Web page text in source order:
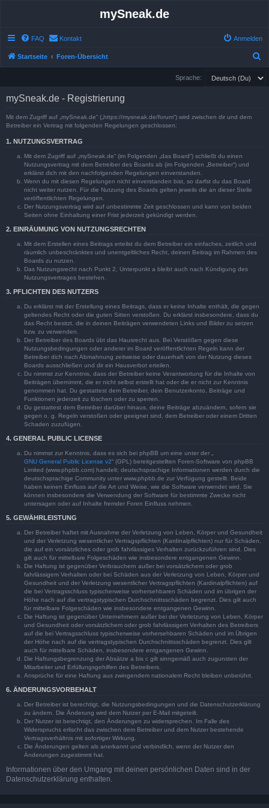
mySneak.de
FAQ Kontakt Anmelden
Startseite Foren-Übersicht
Sprache:
mySneak.de - Registrierung
Mit dem Zugriff auf „mySneak.de“ („https://mysneak.de/forum“) wird zwischen dir und dem
Betreiber ein Vertrag mit folgenden Regelungen geschlossen:
1. NUTZUNGSVERTRAG
Mit dem Zugriff auf „mySneak.de“ (im Folgenden „das Board“) schließt du einen
Nutzungsvertrag mit dem Betreiber des Boards ab (im Folgenden „Betreiber“) und
erklärst dich mit den nachfolgenden Regelungen einverstanden.
Wenn du mit diesen Regelungen nicht einverstanden bist, so darfst du das Board
nicht weiter nutzen. Für die Nutzung des Boards gelten jeweils die an dieser Stelle
veröffentlichten Regelungen.
Der Nutzungsvertrag wird auf unbestimmte Zeit geschlossen und kann von beiden
Seiten ohne Einhaltung einer Frist jederzeit gekündigt werden.
2. EINRÄUMUNG VON NUTZUNGSRECHTEN
Mit dem Erstellen eines Beitrags erteilst du dem Betreiber ein einfaches, zeitlich und
räumlich unbeschränktes und unentgeltliches Recht, deinen Beitrag im Rahmen des
Boards zu nutzen.
Das Nutzungsrecht nach Punkt 2, Unterpunkt a bleibt auch nach Kündigung des
Nutzungsvertrages bestehen.
3. PFLICHTEN DES NUTZERS
Du erklärst mit der Erstellung eines Beitrags, dass er keine Inhalte enthält, die gegen
geltendes Recht oder die guten Sitten verstoßen. Du erklärst insbesondere, dass du
das Recht besitzt, die in deinen Beiträgen verwendeten Links und Bilder zu setzen
bzw. zu verwenden.
Der Betreiber des Boards übt das Hausrecht aus. Bei Verstößen gegen diese
Nutzungsbedingungen oder anderer im Board veröffentlichten Regeln kann der
Betreiber dich nach Abmahnung zeitweise oder dauerhaft von der Nutzung dieses
Boards ausschließen und dir ein Hausverbot erteilen.
Du nimmst zur Kenntnis, dass der Betreiber keine Verantwortung für die Inhalte von
Beiträgen übernimmt, die er nicht selbst erstellt hat oder die er nicht zur Kenntnis
genommen hat. Du gestattest dem Betreiber, dein Benutzerkonto, Beiträge und
Funktionen jederzeit zu löschen oder zu sperren.
Du gestattest dem Betreiber darüber hinaus, deine Beiträge abzuändern, sofern sie
gegen o. g. Regeln verstoßen oder geeignet sind, dem Betreiber oder einem Dritten
Schaden zuzufügen.
4. GENERAL PUBLIC LICENSE
Du nimmst zur Kenntnis, dass es sich bei phpBB um eine unter der „
GNU General Public License v2“ (GPL) bereitgestellten Foren-Software von phpBB
Limited (www.phpbb.com) handelt; deutschsprachige Informationen werden durch die
deutschsprachige Community unter www.phpbb.de zur Verfügung gestellt. Beide
haben keinen Einfluss auf die Art und Weise, wie die Software verwendet wird. Sie
können insbesondere die Verwendung der Software für bestimmte Zwecke nicht
untersagen oder auf Inhalte fremder Foren Einfluss nehmen.
5. GEWÄHRLEISTUNG
Der Betreiber haftet mit Ausnahme der Verletzung von Leben, Körper und Gesundheit
und der Verletzung wesentlicher Vertragspflichten (Kardinalpflichten) nur für Schäden,
die auf ein vorsätzliches oder grob fahrlässiges Verhalten zurückzuführen sind. Dies
gilt auch für mittelbare Folgeschäden wie insbesondere entgangenen Gewinn.
Die Haftung ist gegenüber Verbrauchern außer bei vorsätzlichem oder grob
fahrlässigem Verhalten oder bei Schäden aus der Verletzung von Leben, Körper und
Gesundheit und der Verletzung wesentlicher Vertragspflichten (Kardinalpflichten) auf
die bei Vertragsschluss typischerweise vorhersehbaren Schäden und im übrigen der
Höhe nach auf die vertragstypischen Durchschnittsschäden begrenzt. Dies gilt auch
für mittelbare Folgeschäden wie insbesondere entgangenen Gewinn.
Die Haftung ist gegenüber Unternehmern außer bei der Verletzung von Leben, Körper
und Gesundheit oder vorsätzlichem oder grob fahrlässigem Verhalten des Betreibers
auf die bei Vertragsschluss typischerweise vorhersehbaren Schäden und im Übrigen
der Höhe nach auf die vertragstypischen Durchschnittsschäden begrenzt. Dies gilt
auch für mittelbare Schäden, insbesondere entgangenen Gewinn.
Die Haftungsbegrenzung der Absätze a bis c gilt sinngemäß auch zugunsten der
Mitarbeiter und Erfüllungsgehilfen des Betreibers.
Ansprüche für eine Haftung aus zwingendem nationalem Recht bleiben unberührt.
6. ÄNDERUNGSVORBEHALT
Der Betreiber ist berechtigt, die Nutzungsbedingungen und die Datenschutzerklärung
zu ändern. Die Änderung wird dem Nutzer per E-Mail mitgeteilt.
Der Nutzer ist berechtigt, den Änderungen zu widersprechen. Im Falle des
Widerspruchs erlischt das zwischen dem Betreiber und dem Nutzer bestehende
Vertragsverhältnis mit sofortiger Wirkung.
Die Änderungen gelten als anerkannt und verbindlich, wenn der Nutzer den
Änderungen zugestimmt hat.
Informationen über den Umgang mit deinen persönlichen Daten sind in der
Datenschutzerklärung enthalten.